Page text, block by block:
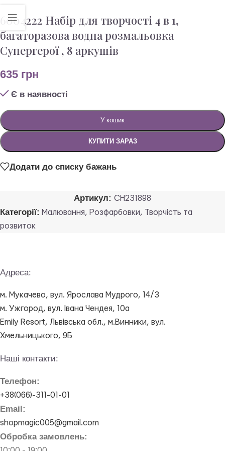
6004222 Набір для творчості 4 в 1,
багаторазова водна розмальовка
Супергерої , 8 аркушів
635 грн
Є в наявності
У кошик
КУПИТИ ЗАРАЗ
Додати до списку бажань
Артикул: CH231898
Категорії: Малювання, Розфарбовки, Творчість та
розвиток
Адреса:
м. Мукачево, вул. Ярослава Мудрого, 14/3
м. Ужгород, вул. Івана Чендея, 10а
Emily Resort, Львівська обл., м.Винники, вул.
Хмельницького, 9Б
Наші контакти:
Телефон:
+38(066)-311-01-01
Email:
shopmagic005@gmail.com
Обробка замовлень: